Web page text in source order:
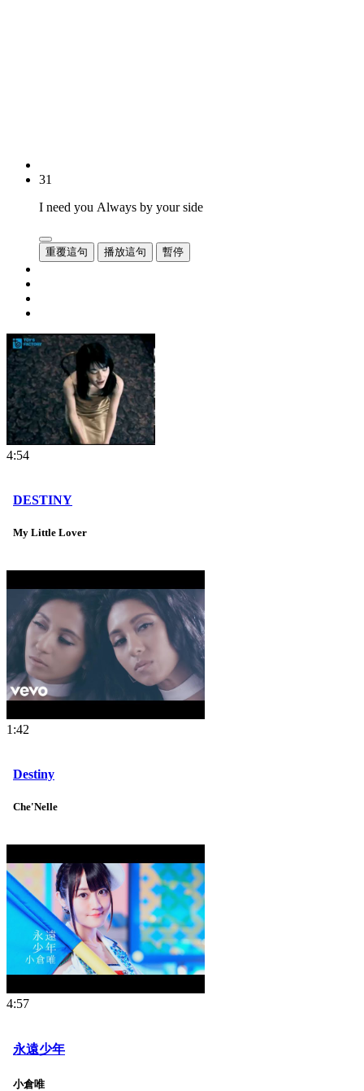
31
I need you Always by your side
重覆這句 播放這句 暫停
4:54
DESTINY
My Little Lover
1:42
Destiny
Che'Nelle
4:57
永遠少年
小倉唯